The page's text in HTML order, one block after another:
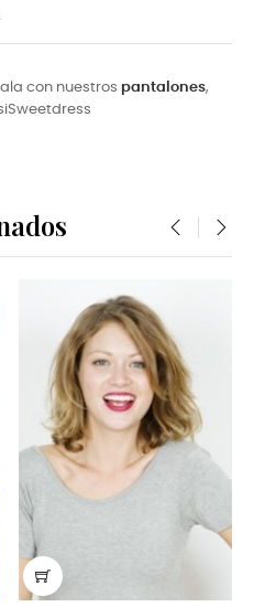
con nuestros pantalones,